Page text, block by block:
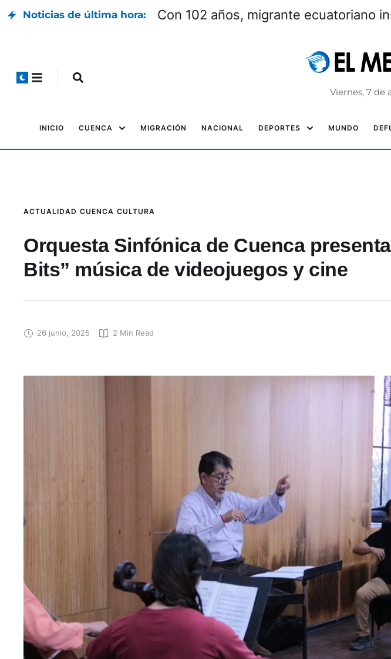
Noticias de última hora: Con 102 años, migrante ecuatoriano
Viernes, 7 de
INICIO CUENCA MIGRACIÓN NACIONAL DEPORTES MUNDO
ACTUALIDAD CUENCA CULTURA
Orquesta Sinfónica de Cuenca
Bits” música de videojuegos y cine
26 junio, 2025 2 Min Read